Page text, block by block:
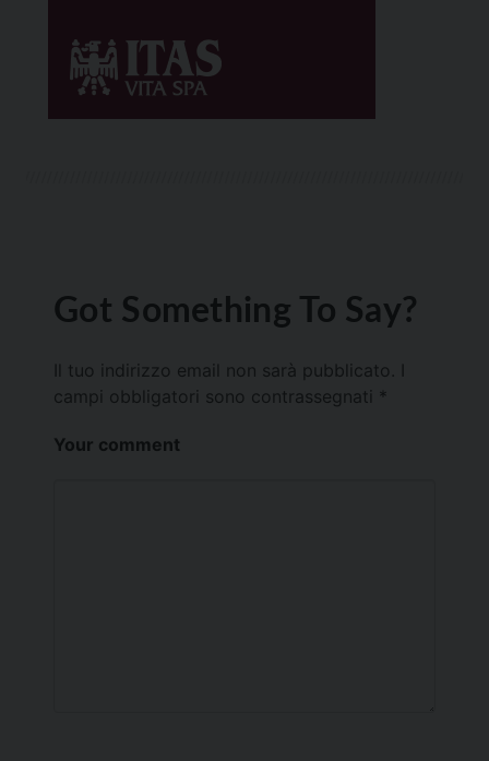
Got Something To Say?
Il tuo indirizzo email non sarà pubblicato.
campi obbligatori sono contrassegnati *
Your comment